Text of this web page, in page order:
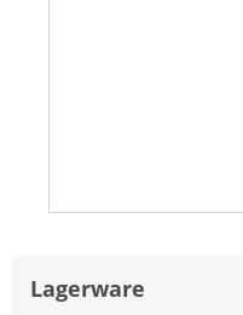
Lagerware